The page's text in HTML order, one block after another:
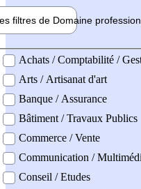
filtres de Domaine pro
professionel
Achats / Comptabilité /
Arts / Artisanat d'art
Banque / Assurance
Bâtiment / Travaux Publics
Commerce / Vente
Communication /
Conseil / Etudes